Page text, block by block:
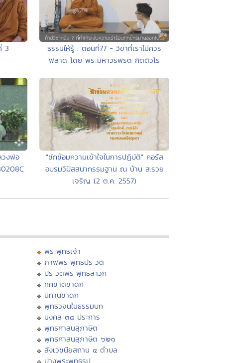
3
ธรรมให้รู้ : ตอนที่77 - วิชาที่เราไม่ควร
พลาด โดย พระมหาวรพรต กิตติวโร
วงพ่อ
"ซักซ้อมความเข้าใจในการปฏิบัติ" คอร์ส
อบรมวิปัสสนากรรมฐาน ณ บ้าน ส.รวย
เจริญ (2 ต.ค. 2557)
พระพุทธเจ้า
ภาพพระพุทธประวัติ
ประวัติพระพุทธสาวก
ทศชาติชาดก
นิทานชาดก
พุทธวจนในธรรมบท
มงคล ๓๘ ประการ
พุทธศาสนสุภาษิต
พุทธศาสนสุภาษิต ๖๒๑
สังเวชนียสถาน ๔ ตำบล